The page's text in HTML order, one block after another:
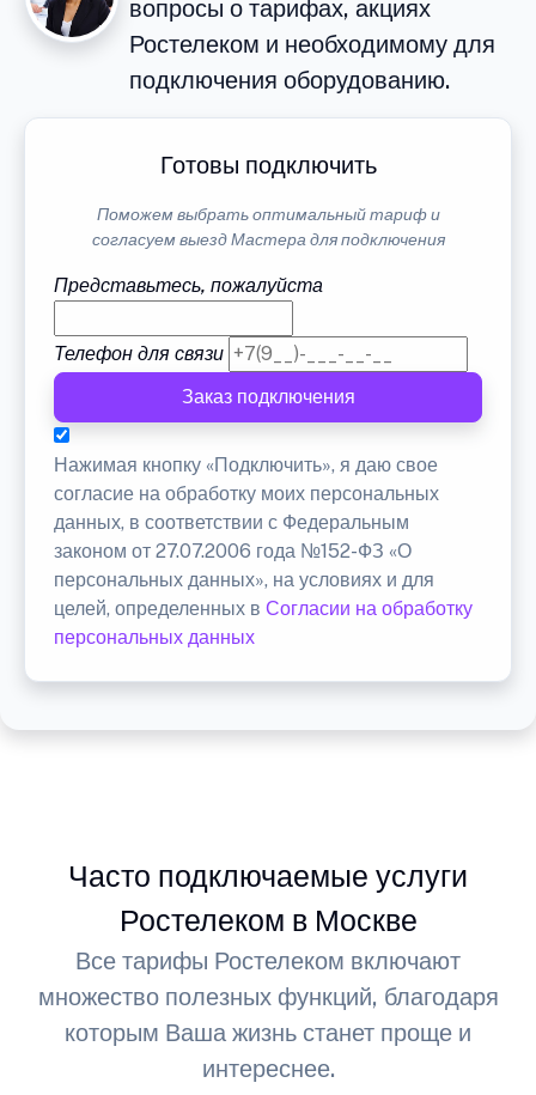
вопросы о тарифах, акциях
Ростелеком и необходимому для
подключения оборудованию.
Готовы подключить
Поможем выбрать оптимальный тариф и
согласуем выезд Мастера для подключения
Представьтесь, пожалуйста
Телефон для связи
Заказ подключения
Нажимая кнопку «Подключить», я даю свое
согласие на обработку моих персональных
данных, в соответствии с Федеральным
законом от 27.07.2006 года №152-ФЗ «О
персональных данных», на условиях и для
целей, определенных в Согласии на обработку
персональных данных
Часто подключаемые услуги
Ростелеком в Москве
Все тарифы Ростелеком включают
множество полезных функций, благодаря
которым Ваша жизнь станет проще и
интереснее.